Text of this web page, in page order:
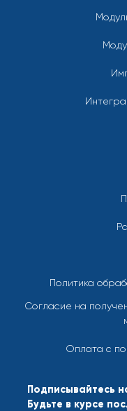
Политика
Согласие на
Оплата с
Подписывайтесь
Будьте в курсе